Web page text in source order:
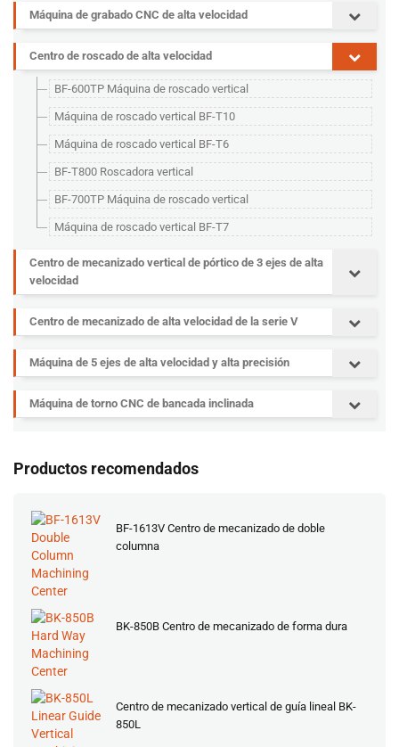
Máquina de grabado CNC de alta velocidad
Centro de roscado de alta velocidad
BF-600TP Máquina de roscado vertical
Máquina de roscado vertical BF-T10
Máquina de roscado vertical BF-T6
BF-T800 Roscadora vertical
BF-700TP Máquina de roscado vertical
Máquina de roscado vertical BF-T7
Centro de mecanizado vertical de pórtico de 3 ejes de alta
velocidad
Centro de mecanizado de alta velocidad de la serie V
Máquina de 5 ejes de alta velocidad y alta precisión
Máquina de torno CNC de bancada inclinada
Productos recomendados
BF-1613V Centro de mecanizado de doble
columna
BK-850B Centro de mecanizado de forma dura
Centro de mecanizado vertical de guía lineal BK-
850L